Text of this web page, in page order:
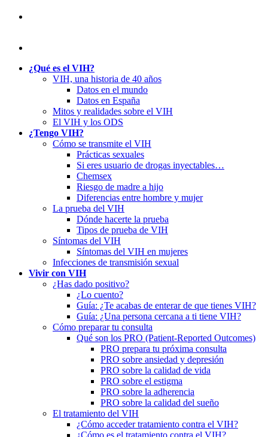
¿Qué es el VIH?
VIH, una historia de 40 años
Datos en el mundo
Datos en España
Mitos y realidades sobre el VIH
El VIH y los ODS
¿Tengo VIH?
Cómo se transmite el VIH
Prácticas sexuales
Si eres usuario de drogas inyectables…
Chemsex
Riesgo de madre a hijo
Diferencias entre hombre y mujer
La prueba del VIH
Dónde hacerte la prueba
Tipos de prueba de VIH
Síntomas del VIH
Síntomas del VIH en mujeres
Infecciones de transmisión sexual
Vivir con VIH
¿Has dado positivo?
¿Lo cuento?
Guía: ¿Te acabas de enterar de que tienes VIH?
Guía: ¿Una persona cercana a ti tiene VIH?
Cómo preparar tu consulta
Qué son los PRO (Patient-Reported Outcomes)
PRO prepara tu próxima consulta
PRO sobre ansiedad y depresión
PRO sobre la calidad de vida
PRO sobre el estigma
PRO sobre la adherencia
PRO sobre la calidad del sueño
El tratamiento del VIH
¿Cómo acceder tratamiento contra el VIH?
¿Cómo es el tratamiento contra el VIH?